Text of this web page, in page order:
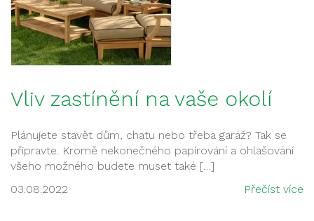
Vliv zastínění na vaše okolí
Plánujete stavět dům, chatu nebo třeba garáž? Tak se
připravte. Kromě nekonečného papírování a ohlašování
všeho možného budete muset také […]
03.08.2022
Přečíst více